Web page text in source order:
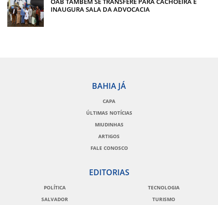
INAUGURA SALA DA ADVOCACIA
BAHIA JÁ
CAPA
ÚLTIMAS NOTÍCIAS
MIUDINHAS
ARTIGOS
FALE CONOSCO
EDITORIAS
POLÍTICA
SALVADOR
TECNOLOGIA
TURISMO